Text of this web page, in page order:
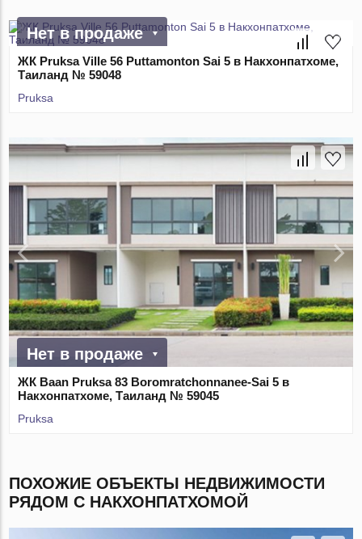
Нет в продаже
ЖК Pruksa Ville 56 Puttamonton Sai 5 в Накхонпатхоме,
Таиланд № 59048
Pruksa
Нет в продаже
ЖК Baan Pruksa 83 Boromratchonnanee-Sai 5 в
Накхонпатхоме, Таиланд № 59045
Pruksa
ПОХОЖИЕ ОБЪЕКТЫ НЕДВИЖИМОСТИ
РЯДОМ С НАКХОНПАТХОМОЙ